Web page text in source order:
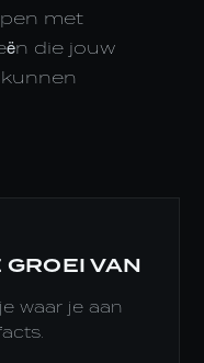
met
die jouw
VAN
waar je aan